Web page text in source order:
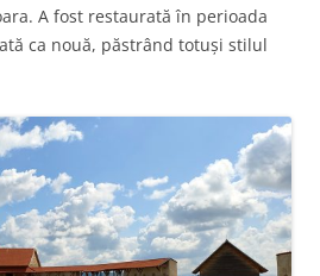
A fost restaurată în perioada
ca nouă, păstrând totuși stilul